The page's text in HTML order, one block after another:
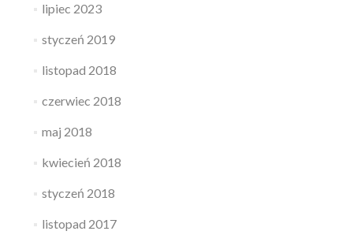
lipiec 2023
styczeń 2019
listopad 2018
czerwiec 2018
maj 2018
kwiecień 2018
styczeń 2018
listopad 2017